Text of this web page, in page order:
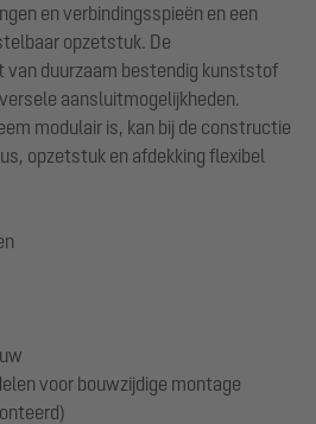
en verbindingsspieën en een
opzetstuk. De
van duurzaam bestendig kunststof
aansluitmogelijkheden.
modulair is, kan bij de constructie
opzetstuk en afdekking flexibel
voor bouwzijdige montage